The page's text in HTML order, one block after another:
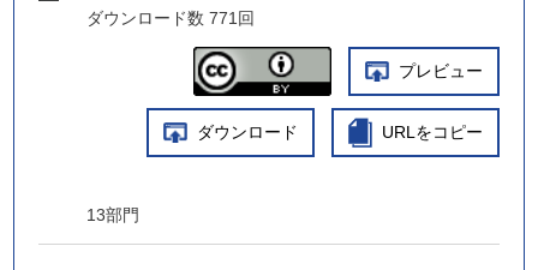
ダウンロード数 771回
プレビュー
ダウンロード URLをコピー
13部門